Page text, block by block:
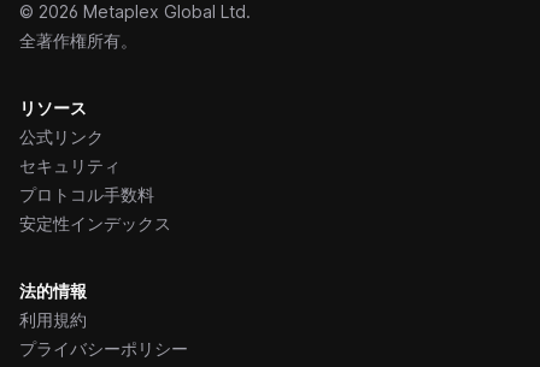
© 2026 Metaplex Global Ltd.
全著作権所有。
リソース
公式リンク
セキュリティ
プロトコル手数料
安定性インデックス
法的情報
利用規約
プライバシーポリシー